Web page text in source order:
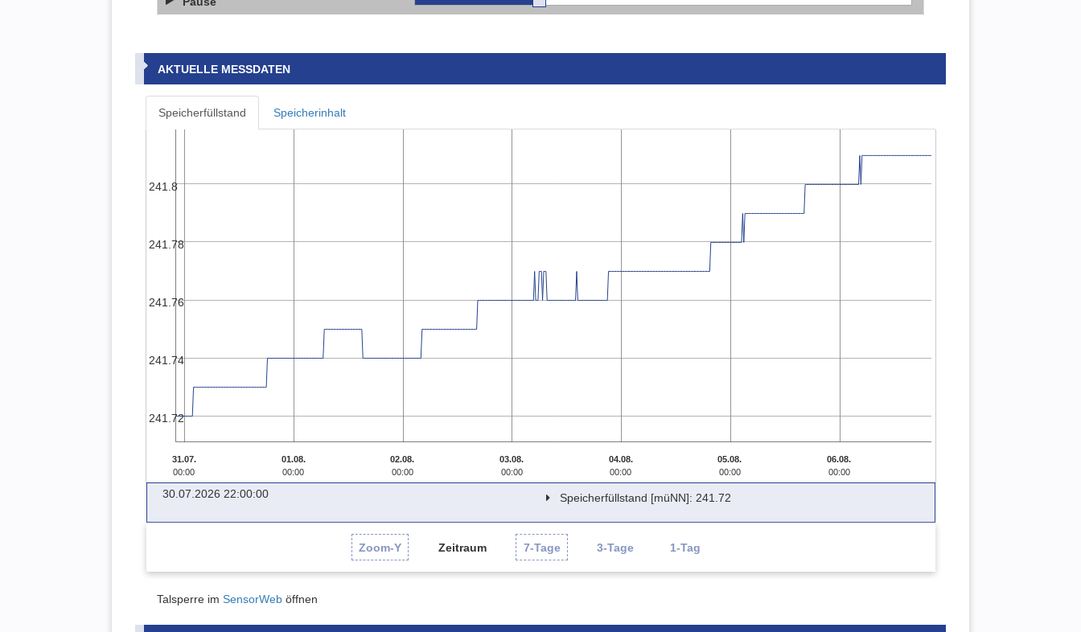
AKTUELLE MESSDATEN
Speicherfüllstand Speicherinhalt
241.72
241.74
241.76
241.78
241.8
31.07.
00:00
01.08.
00:00
02.08.
00:00
03.08.
00:00
04.08.
00:00
05.08.
00:00
06.08.
00:00
30.07.2026 22:00:00 Speicherfüllstand [müNN]: 241.72
Zoom-Y Zeitraum 7-Tage 3-Tage 1-Tag
Talsperre im SensorWeböffnen